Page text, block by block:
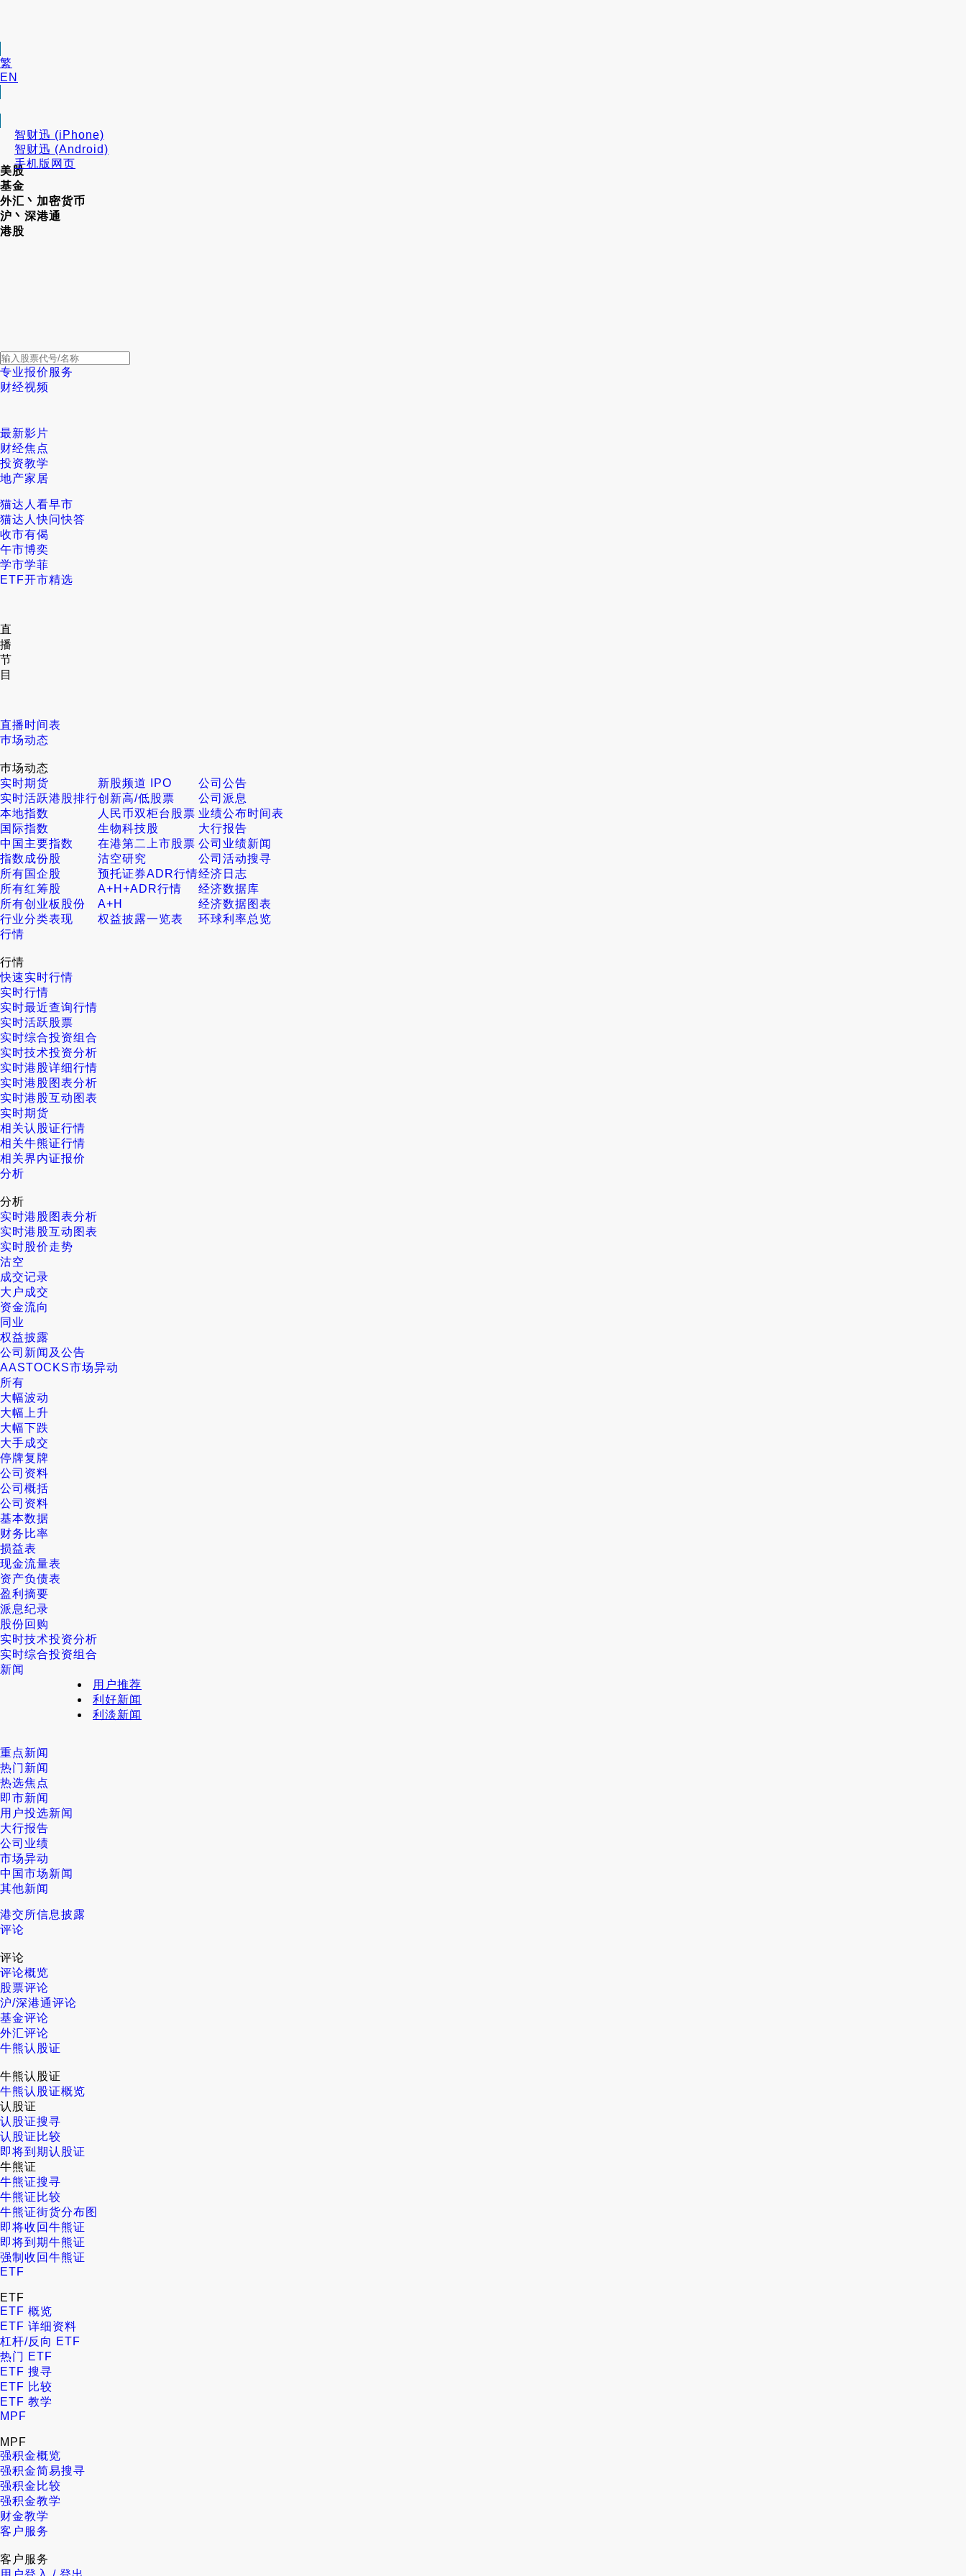
繁
EN
智财迅 (iPhone)
智财迅 (Android)
手机版网页
美股
基金
外汇丶加密货币
沪丶深港通
港股
专业报价服务
财经视频
最新影片
财经焦点
投资教学
地产家居
猫达人看早市
猫达人快问快答
收市有偈
午市博奕
学市学菲
ETF开市精选
直
播
节
目
直播时间表
巿场动态
巿场动态
实时期货
新股频道 IPO
公司公告
实时活跃港股排行创新高/低股票
公司派息
本地指数
人民币双柜台股票 业绩公布时间表
国际指数
生物科技股
大行报告
中国主要指数
在港第二上市股票 公司业绩新闻
指数成份股
沽空研究
公司活动搜寻
所有国企股
预托证券ADR行情经济日志
所有红筹股
A+H+ADR行情
经济数据库
所有创业板股份
A+H
经济数据图表
行业分类表现
权益披露一览表
环球利率总览
行情
行情
快速实时行情
实时行情
实时最近查询行情
实时活跃股票
实时综合投资组合
实时技术投资分析
实时港股详细行情
实时港股图表分析
实时港股互动图表
实时期货
相关认股证行情
相关牛熊证行情
相关界内证报价
分析
分析
实时港股图表分析
实时港股互动图表
实时股价走势
沽空
成交记录
大户成交
资金流向
同业
权益披露
公司新闻及公告
AASTOCKS市场异动
所有
大幅波动
大幅上升
大幅下跌
大手成交
停牌复牌
公司资料
公司概括
公司资料
基本数据
财务比率
损益表
现金流量表
资产负债表
盈利摘要
派息纪录
股份回购
实时技术投资分析
实时综合投资组合
新闻
重点新闻
热门新闻
热选焦点
即市新闻
用户投选新闻
大行报告
公司业绩
市场异动
中国市场新闻
其他新闻
港交所信息披露
用户推荐
利好新闻
利淡新闻
评论
评论
评论概览
股票评论
沪/深港通评论
基金评论
外汇评论
牛熊认股证
牛熊认股证
牛熊认股证概览
认股证
认股证搜寻
认股证比较
即将到期认股证
牛熊证
牛熊证搜寻
牛熊证比较
牛熊证街货分布图
即将收回牛熊证
即将到期牛熊证
强制收回牛熊证
ETF
ETF
ETF 概览
ETF 详细资料
杠杆/反向 ETF
热门 ETF
ETF 搜寻
ETF 比较
ETF 教学
MPF
MPF
强积金概览
强积金简易搜寻
强积金比较
强积金教学
财金教学
客户服务
客户服务